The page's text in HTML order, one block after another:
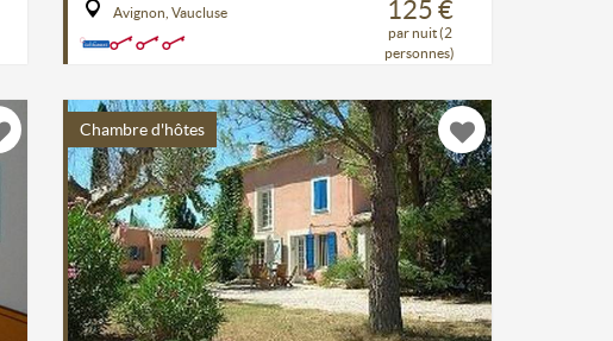
125 €
par nuit (2
personnes)
Avignon, Vaucluse
Chambre d'hôtes